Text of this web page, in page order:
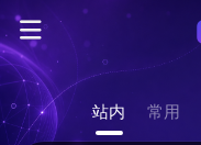
站内 常用